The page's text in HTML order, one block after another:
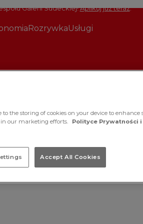
Galerii Sudeckiej!Aplikuj już teraz.
RozrywkaUsługi
to the storing of cookies on your device to enhance
in our marketing efforts.
Polityce Prywatności i
Accept All Cookies